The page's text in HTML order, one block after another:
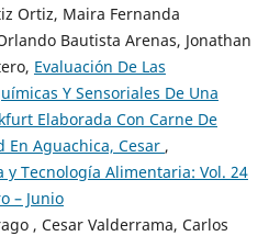
Ortiz, Maira Fernanda
Bautista Arenas, Jonathan
Evaluación De Las
Y Sensoriales De Una
Elaborada Con Carne De
En Aguachica, Cesar ,
y Tecnología Alimentaria: Vol. 24
– Junio
, Cesar Valderrama, Carlos